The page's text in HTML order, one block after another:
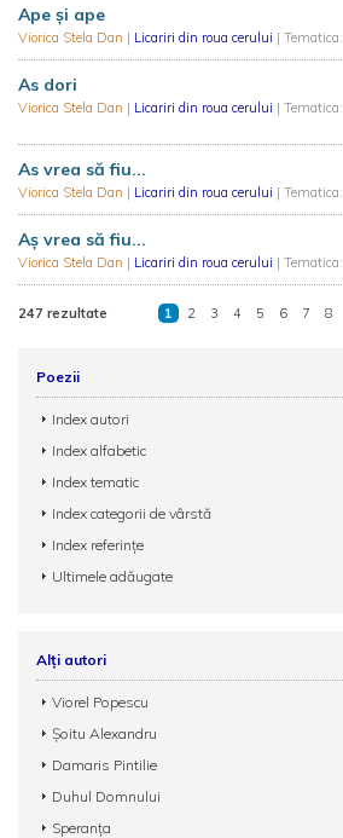
Ape și ape
Viorica Stela Dan | Licariri din roua cerului | Tematica:
As dori
Viorica Stela Dan | Licariri din roua cerului | Tematica:
As vrea să fiu...
Viorica Stela Dan | Licariri din roua cerului | Tematica:
Aş vrea să fiu...
Viorica Stela Dan | Licariri din roua cerului | Tematica:
247 rezultate 1 2 3 4 5 6 7 8
Poezii
Index autori
Index alfabetic
Index tematic
Index categorii de vârstă
Index referințe
Ultimele adăugate
Alți autori
Viorel Popescu
Șoitu Alexandru
Damaris Pintilie
Duhul Domnului
Speranţa